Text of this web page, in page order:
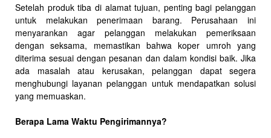
Setelah produk tiba di alamat tujuan, penting bagi pelanggan
untuk melakukan penerimaan barang. Perusahaan ini
menyarankan agar pelanggan melakukan pemeriksaan
dengan seksama, memastikan bahwa koper umroh yang
diterima sesuai dengan pesanan dan dalam kondisi baik. Jika
ada masalah atau kerusakan, pelanggan dapat segera
menghubungi layanan pelanggan untuk mendapatkan solusi
yang memuaskan.
Berapa Lama Waktu Pengirimannya?